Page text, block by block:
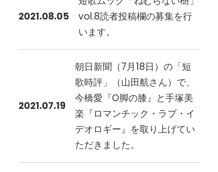
2021.08.05
vol.8読者投稿欄の募集を行
います。
2021.07.19
朝日新聞（7月18日）の「短
歌時評」（山田航さん）で、
今橋愛『O脚の膝』と手塚美
楽『ロマンチック・ラブ・イ
デオロギー』を取り上げてい
ただきました。